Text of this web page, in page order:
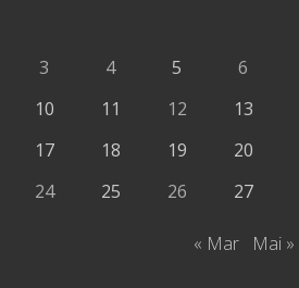
3
4 5 6
10
11 12 13
17
18 19 20
24
25 26 27
« Mar Mai »